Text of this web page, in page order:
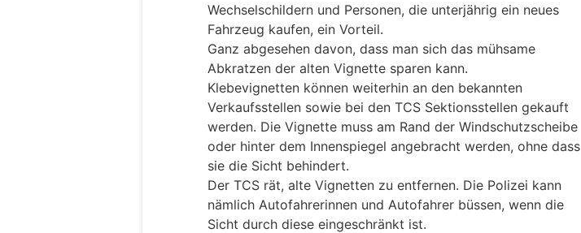
Wechselschildern und Personen, die unterjährig ein neues
Fahrzeug kaufen, ein Vorteil.
Ganz abgesehen davon, dass man sich das mühsame
Abkratzen der alten Vignette sparen kann.
Klebevignetten können weiterhin an den bekannten
Verkaufsstellen sowie bei den TCS Sektionsstellen gekauft
werden. Die Vignette muss am Rand der Windschutzscheibe
oder hinter dem Innenspiegel angebracht werden, ohne dass
sie die Sicht behindert.
Der TCS rät, alte Vignetten zu entfernen. Die Polizei kann
nämlich Autofahrerinnen und Autofahrer büssen, wenn die
Sicht durch diese eingeschränkt ist.